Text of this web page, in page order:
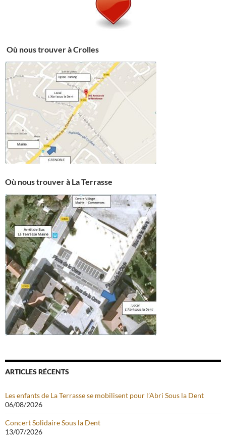
Où nous trouver à Crolles
Où nous trouver à La Terrasse
ARTICLES RÉCENTS
Les enfants de La Terrasse se mobilisent pour l’Abri Sous la Dent
06/08/2026
Concert Solidaire Sous la Dent
13/07/2026